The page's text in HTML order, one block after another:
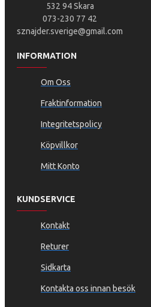
532 94 Skara
073-230 77 42
sznajder.sverige@gmail.com
INFORMATION
Om Oss
Fraktinformation
Integritetspolicy
Köpvillkor
Mitt Konto
KUNDSERVICE
Kontakt
Returer
Sidkarta
Kontakta oss innan besök